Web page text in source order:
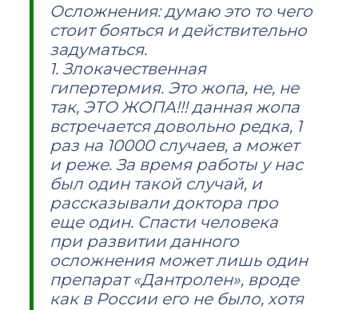
Осложнения: думаю это то чего
стоит бояться и действительно
задуматься.
1. Злокачественная
гипертермия. Это жопа, не, не
так, ЭТО ЖОПА!!! данная жопа
встречается довольно редка, 1
раз на 10000 случаев, а может
и реже. За время работы у нас
был один такой случай, и
рассказывали доктора про
еще один. Спасти человека
при развитии данного
осложнения может лишь один
препарат «Дантролен», вроде
как в России его не было, хотя